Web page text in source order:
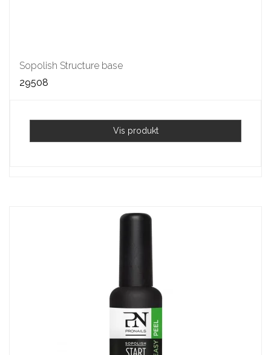
Sopolish Structure base
29508
Vis produkt